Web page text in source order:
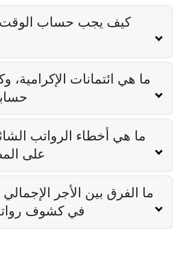
Derrick McMahon Feb 12, 2026
Food Safety
قائمة التحقق من سلامة الغذاء للمطاعم
Derrick McMahon
Restaurant Management
كيف تعرف ما إذا كان مطعمك قد تجاوز
مجموعته التقنية
Derrick McMahon Feb 04, 2026
Restaurant Management
كيف يجب حساب الوقت
ما هي ائتمانات الإكرامية،
ما هي أخطاء الرواتب
على
ما الفرق بين الأجر
في كشوف